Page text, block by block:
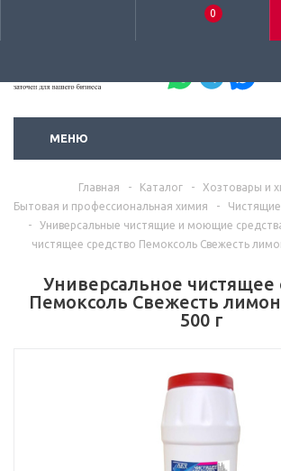
0
МЕНЮ
Главная - Каталог - Хозтовары и
Бытовая и профессиональная химия
-
-
Универсальные чистящие и моющие
чистящее средство Пемоксоль Свежесть
Универсальное чистящее
Пемоксоль Свежесть
500 г